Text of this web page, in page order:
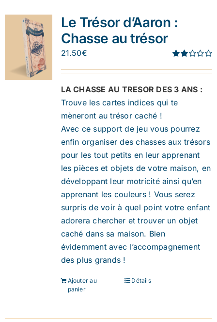
Le Trésor d’Aaron :
Chasse au trésor
1.91
21.50€
LA CHASSE AU TRESOR DES 3 ANS :
Trouve les cartes indices qui te
mèneront au trésor caché !
Avec ce support de jeu vous pourrez
enfin organiser des chasses aux trésors
pour les tout petits en leur apprenant
les pièces et objets de votre maison, en
développant leur motricité ainsi qu’en
apprenant les couleurs ! Vous serez
surpris de voir à quel point votre enfant
adorera chercher et trouver un objet
caché dans sa maison. Bien
évidemment avec l’accompagnement
des plus grands !
Ajouter au
panier
Détails